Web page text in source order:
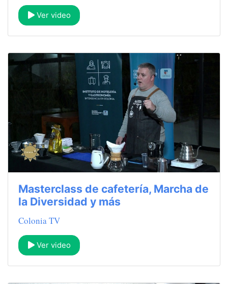
Ver video
Masterclass de cafetería, Marcha de
la Diversidad y más
Colonia TV
Ver video